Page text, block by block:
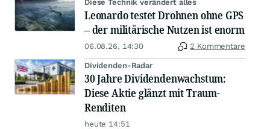
Diese Technik verändert alles
Leonardo testet Drohnen ohne GPS
– der militärische Nutzen ist enorm
06.08.26, 14:30 2 Kommentare
Dividenden-Radar
30 Jahre Dividendenwachstum:
Diese Aktie glänzt mit Traum-
Renditen
heute 14:51